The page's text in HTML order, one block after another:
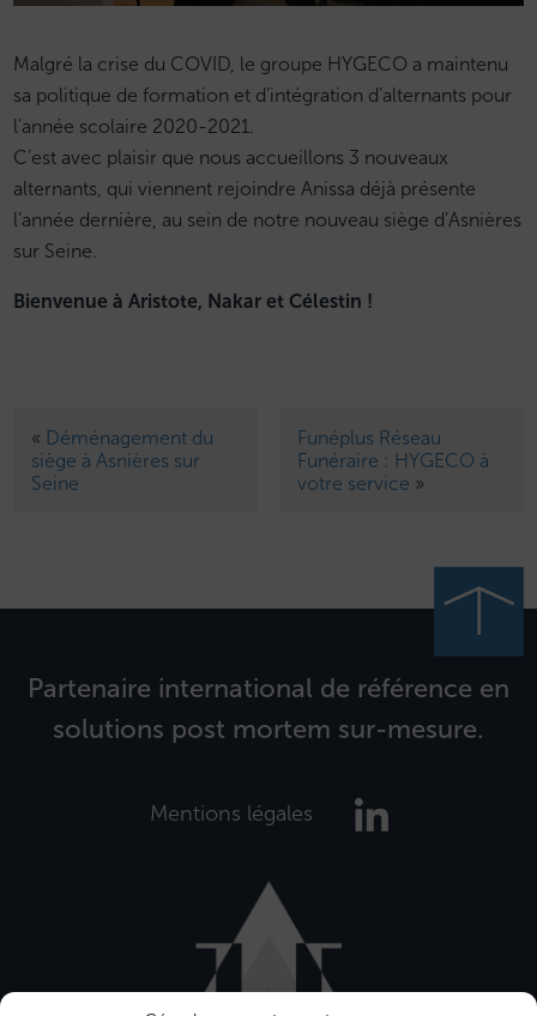
Malgré la crise du COVID, le groupe HYGECO a maintenu
sa politique de formation et d’intégration d’alternants pour
l’année scolaire 2020-2021.
C’est avec plaisir que nous accueillons 3 nouveaux
alternants, qui viennent rejoindre Anissa déjà présente
l’année dernière, au sein de notre nouveau siège d’Asnières
sur Seine.
Bienvenue à Aristote, Nakar et Célestin !
« Déménagement du
siège à Asnières sur
Seine
Funéplus Réseau
Funéraire : HYGECO à
votre service »
Partenaire international de référence en
solutions post mortem sur-mesure.
Mentions légales